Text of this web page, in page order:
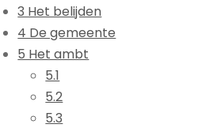
3 Het belijden
4 De gemeente
5 Het ambt
5.1
5.2
5.3